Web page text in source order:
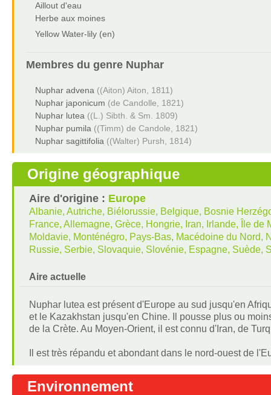
Aillout d'eau
Herbe aux moines
Yellow Water-lily (en)
Membres du genre Nuphar
Nuphar advena ((Aiton) Aiton, 1811)
Nuphar japonicum (de Candolle, 1821)
Nuphar lutea ((L.) Sibth. & Sm. 1809)
Nuphar pumila ((Timm) de Candole, 1821)
Nuphar sagittifolia ((Walter) Pursh, 1814)
Origine géographique
Aire d'origine : Europe
Albanie, Autriche, Biélorussie, Belgique, Bosnie
France, Allemagne, Grèce, Hongrie, Iran, Irlande, Île
Moldavie, Monténégro, Pays-Bas, Macédoine du
Russie, Serbie, Slovaquie, Slovénie, Espagne, Suède,
Aire actuelle
Nuphar lutea est présent d'Europe au sud jusqu'en
et le Kazakhstan jusqu'en Chine. Il pousse plus ou
de la Crète. Au Moyen-Orient, il est connu d'Iran, de
Il est très répandu et abondant dans le nord-ouest de
Environnement